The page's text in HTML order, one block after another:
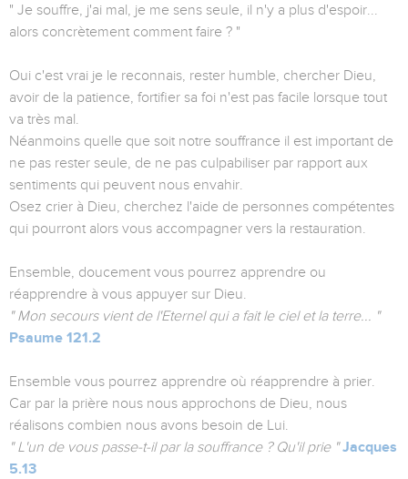
" Je souffre, j'ai mal, je me sens seule, il n'y a plus d'espoir...
alors concrètement comment faire ? "
Oui c'est vrai je le reconnais, rester humble, chercher Dieu,
avoir de la patience, fortifier sa foi n'est pas facile lorsque tout
va très mal.
Néanmoins quelle que soit notre souffrance il est important de
ne pas rester seule, de ne pas culpabiliser par rapport aux
sentiments qui peuvent nous envahir.
Osez crier à Dieu, cherchez l'aide de personnes compétentes
qui pourront alors vous accompagner vers la restauration.
Ensemble, doucement vous pourrez apprendre ou
réapprendre à vous appuyer sur Dieu.
" Mon secours vient de l'Eternel qui a fait le ciel et la terre... "
Psaume 121.2
Ensemble vous pourrez apprendre où réapprendre à prier.
Car par la prière nous nous approchons de Dieu, nous
réalisons combien nous avons besoin de Lui.
" L'un de vous passe-t-il par la souffrance ? Qu'il prie " Jacques
5.13